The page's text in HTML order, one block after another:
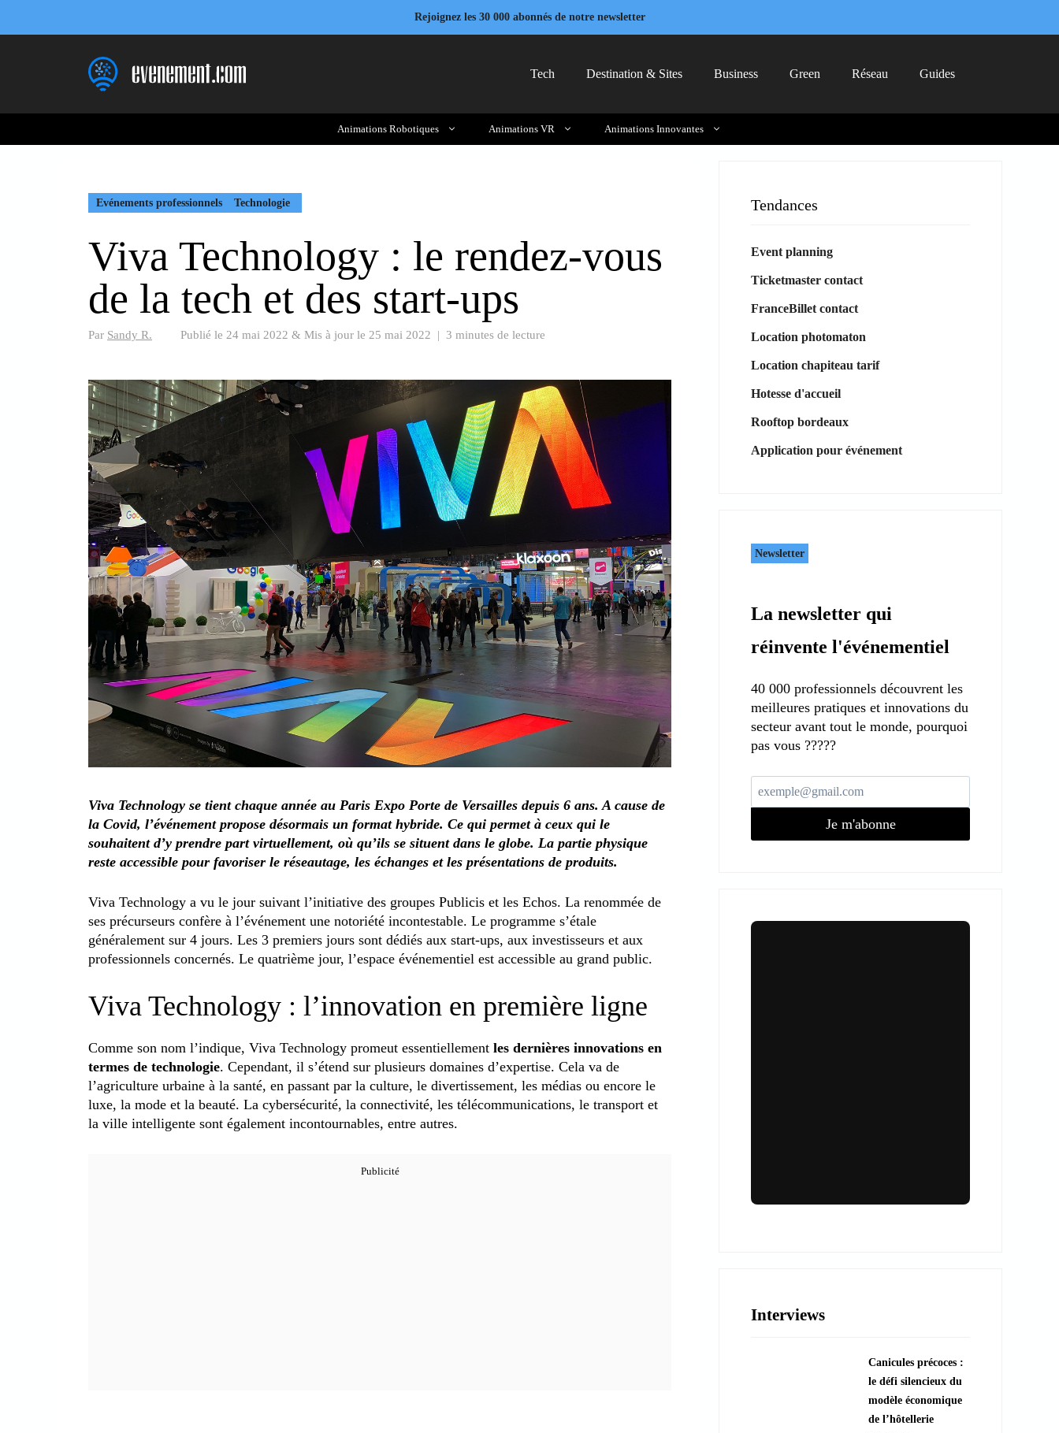
Rejoignez les 30 000 abonnés de notre newsletter
Tech Destination & Sites Business Green Réseau Guides
Animations Robotiques Animations VR Animations Innovantes
Evénements professionnels Technologie
Viva Technology : le rendez-vous
de la tech et des start-ups
Par Sandy R. Publié le 24 mai 2022 & Mis à jour le 25 mai 2022 | 3 minutes de lecture
Viva Technology se tient chaque année au Paris Expo Porte de Versailles depuis 6 ans. A cause de
la Covid, l’événement propose désormais un format hybride. Ce qui permet à ceux qui le
souhaitent d’y prendre part virtuellement, où qu’ils se situent dans le globe. La partie physique
reste accessible pour favoriser le réseautage, les échanges et les présentations de produits.
Viva Technology a vu le jour suivant l’initiative des groupes Publicis et les Echos. La renommée de
ses précurseurs confère à l’événement une notoriété incontestable. Le programme s’étale
généralement sur 4 jours. Les 3 premiers jours sont dédiés aux start-ups, aux investisseurs et aux
professionnels concernés. Le quatrième jour, l’espace événementiel est accessible au grand public.
Viva Technology : l’innovation en première ligne
Comme son nom l’indique, Viva Technology promeut essentiellement les dernières innovations en
termes de technologie. Cependant, il s’étend sur plusieurs domaines d’expertise. Cela va de
l’agriculture urbaine à la santé, en passant par la culture, le divertissement, les médias ou encore le
luxe, la mode et la beauté. La cybersécurité, la connectivité, les télécommunications, le transport et
la ville intelligente sont également incontournables, entre autres.
Tendances
Event planning
Ticketmaster contact
FranceBillet contact
Location photomaton
Location chapiteau tarif
Hotesse d'accueil
Rooftop bordeaux
Application pour événement
Newsletter
La newsletter qui
réinvente l'événementiel
40 000 professionnels découvrent les
meilleures pratiques et innovations du
secteur avant tout le monde, pourquoi
pas vous ?????
Je m'abonne
???? Explorer les animations
Interviews
Canicules précoces :
le défi silencieux du
modèle économique
de l’hôtellerie